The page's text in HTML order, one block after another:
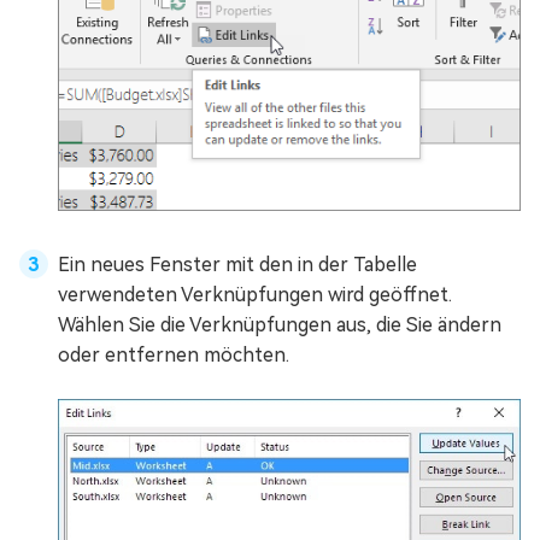
Ein neues Fenster mit den in der Tabelle
verwendeten Verknüpfungen wird geöffnet.
Wählen Sie die Verknüpfungen aus, die Sie ändern
oder entfernen möchten.